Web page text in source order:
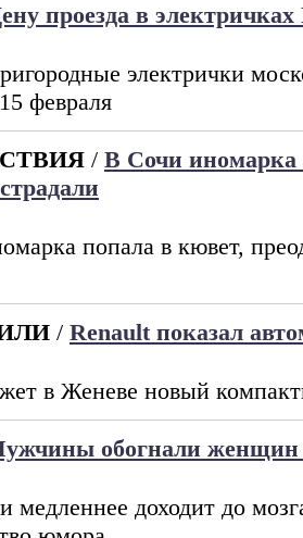
проезда в
электрички
февраля
/ В Сочи иномарка
попала в кювет,
/ Renault показал
в Женеве новый
обогнали женщин
медленнее доходит до